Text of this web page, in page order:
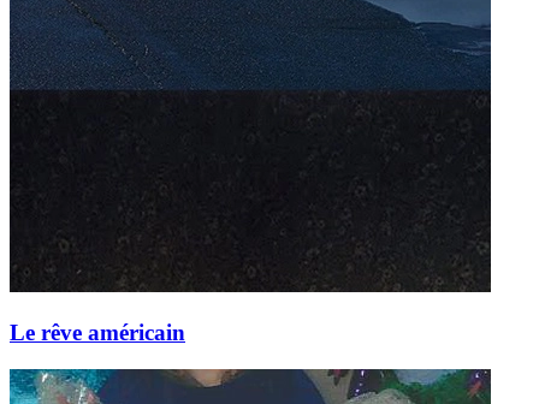
Le rêve américain